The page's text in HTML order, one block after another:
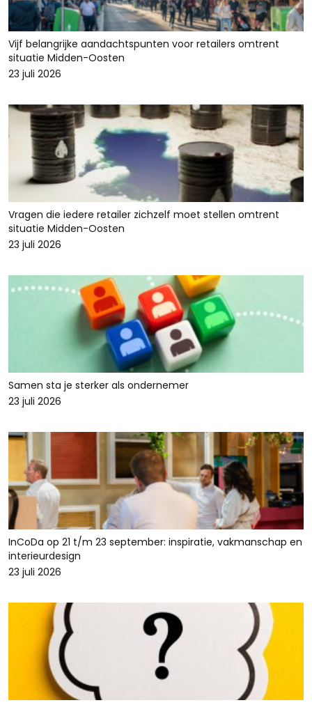
Vijf belangrijke aandachtspunten voor retailers omtrent
situatie Midden-Oosten
23 juli 2026
Vragen die iedere retailer zichzelf moet stellen omtrent
situatie Midden-Oosten
23 juli 2026
Samen sta je sterker als ondernemer
23 juli 2026
InCoDa op 21 t/m 23 september: inspiratie, vakmanschap en
interieurdesign
23 juli 2026